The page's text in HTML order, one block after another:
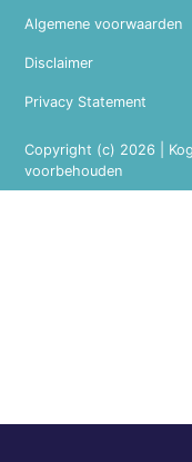
Copyright (c) 2026 |
voorbehouden
Algemene voorwaarden
Disclaimer
Privacy Statement